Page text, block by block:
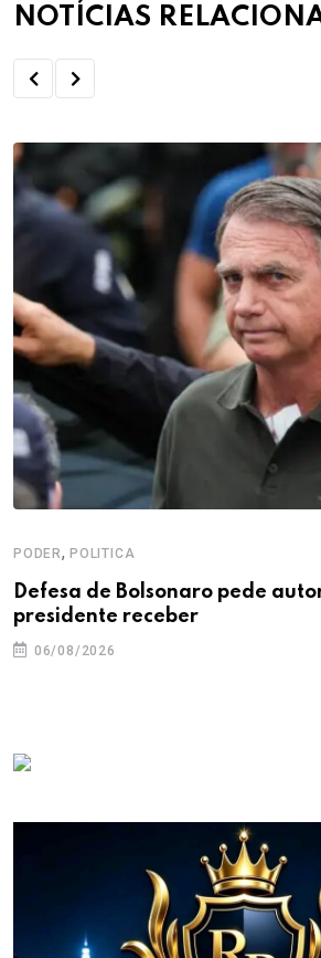
NOTÍCIAS
PODER, POLITICA
Defesa de Bolsonaro pede
presidente receber
06/08/2026